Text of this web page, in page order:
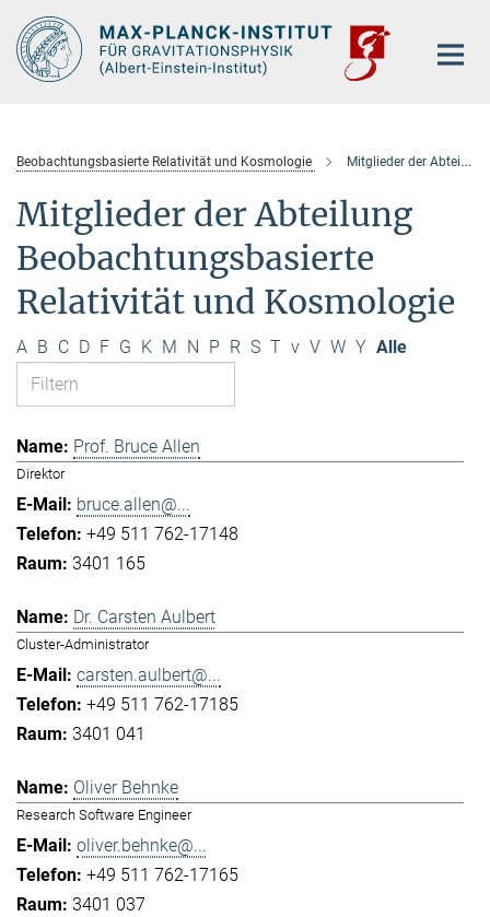
Hauptinhalt
Beobachtungsbasierte Relativität und Kosmologie Mitglieder der Abteilung
Mitglieder der Abteilung
Beobachtungsbasierte
Relativität und Kosmologie
A B C D F G K M N P R S T v V W Y Alle
Prof. Bruce Allen
Direktor
bruce.allen@...
+49 511 762-17148
3401 165
Dr. Carsten Aulbert
Cluster-Administrator
carsten.aulbert@...
+49 511 762-17185
3401 041
Oliver Behnke
Research Software Engineer
oliver.behnke@...
+49 511 762-17165
3401 037